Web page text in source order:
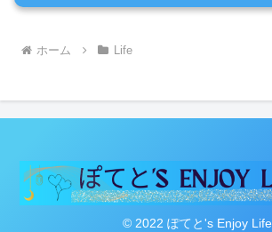
ホーム Life
© 2022 ぽてと's Enjoy Life.